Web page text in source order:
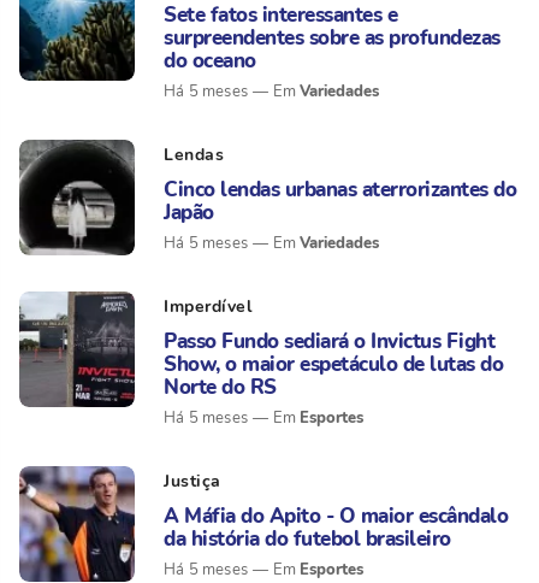
Sete fatos interessantes e
surpreendentes sobre as profundezas
do oceano
Há 5 meses Variedades
Lendas
Cinco lendas urbanas aterrorizantes do
Japão
Há 5 meses Variedades
Imperdível
Passo Fundo sediará o Invictus Fight
Show, o maior espetáculo de lutas do
Norte do RS
Há 5 meses Esportes
Justiça
A Máfia do Apito - O maior escândalo
da história do futebol brasileiro
Há 5 meses Esportes